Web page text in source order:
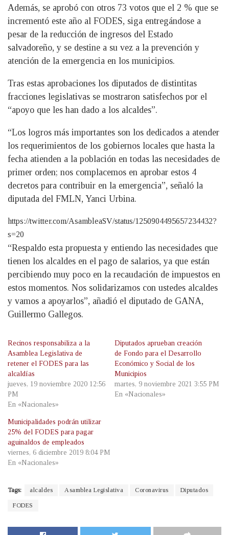
Además, se aprobó con otros 73 votos que el 2 % que se
incrementó este año al FODES, siga entregándose a
pesar de la reducción de ingresos del Estado
salvadoreño, y se destine a su vez a la prevención y
atención de la emergencia en los municipios.
Tras estas aprobaciones los diputados de distintitas
fracciones legislativas se mostraron satisfechos por el
“apoyo que les han dado a los alcaldes”.
“Los logros más importantes son los dedicados a atender
los requerimientos de los gobiernos locales que hasta la
fecha atienden a la población en todas las necesidades de
primer orden; nos complacemos en aprobar estos 4
decretos para contribuir en la emergencia”, señaló la
diputada del FMLN, Yanci Urbina.
https://twitter.com/AsambleaSV/status/1250904495657234432?
s=20
“Respaldo esta propuesta y entiendo las necesidades que
tienen los alcaldes en el pago de salarios, ya que están
percibiendo muy poco en la recaudación de impuestos en
estos momentos. Nos solidarizamos con ustedes alcaldes
y vamos a apoyarlos”, añadió el diputado de GANA,
Guillermo Gallegos.
Recinos responsabiliza a la
Asamblea Legislativa de
retener el FODES para las
alcaldías
jueves, 19 noviembre 2020 12:56
PM
En «Nacionales»
Diputados aprueban creación
de Fondo para el Desarrollo
Económico y Social de los
Municipios
martes, 9 noviembre 2021 3:55 PM
En «Nacionales»
Municipalidades podrán utilizar
25% del FODES para pagar
aguinaldos de empleados
viernes, 6 diciembre 2019 8:04 PM
En «Nacionales»
Tags: alcaldes Asamblea Legislativa Coronavirus Diputados
FODES